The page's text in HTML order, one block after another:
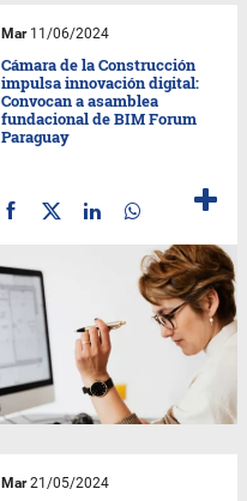
Mar11/06/2024
Cámara de la Construcción
impulsa innovación digital:
Convocan a asamblea
fundacional de BIM Forum
Paraguay
Mar21/05/2024